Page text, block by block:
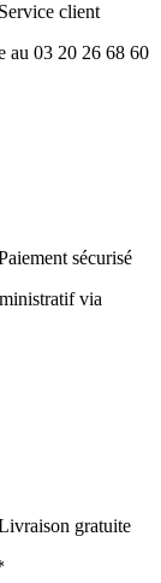
Service client
au 03 20 26 68 60
sécurisé
via
gratuite